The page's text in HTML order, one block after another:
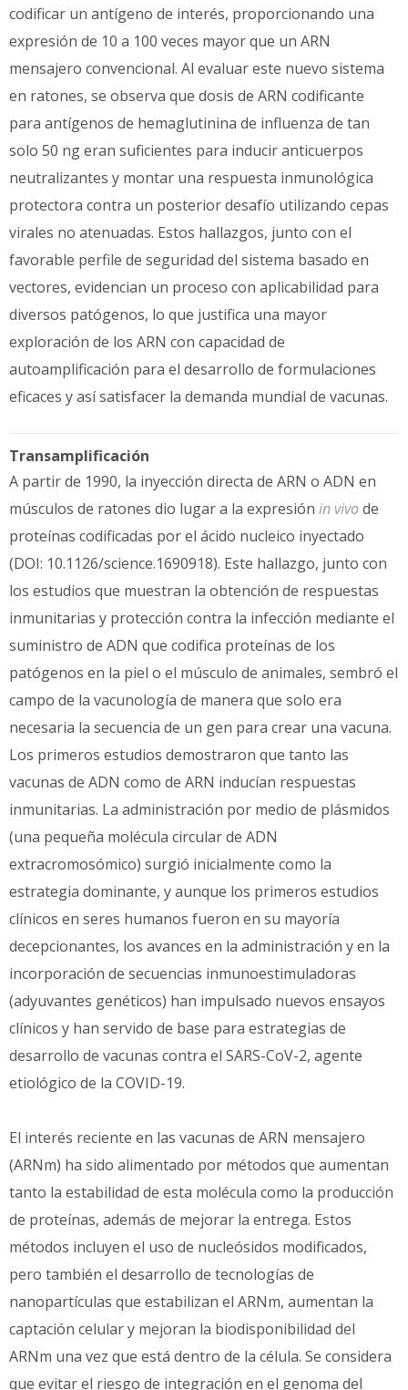
codificar un antígeno de interés, proporcionando una
expresión de 10 a 100 veces mayor que un ARN
mensajero convencional. Al evaluar este nuevo sistema
en ratones, se observa que dosis de ARN codificante
para antígenos de hemaglutinina de influenza de tan
solo 50 ng eran suficientes para inducir anticuerpos
neutralizantes y montar una respuesta inmunológica
protectora contra un posterior desafío utilizando cepas
virales no atenuadas. Estos hallazgos, junto con el
favorable perfile de seguridad del sistema basado en
vectores, evidencian un proceso con aplicabilidad para
diversos patógenos, lo que justifica una mayor
exploración de los ARN con capacidad de
autoamplificación para el desarrollo de formulaciones
eficaces y así satisfacer la demanda mundial de vacunas.
Transamplificación
A partir de 1990, la inyección directa de ARN o ADN en
músculos de ratones dio lugar a la expresión in vivo de
proteínas codificadas por el ácido nucleico inyectado
(DOI: 10.1126/science.1690918). Este hallazgo, junto con
los estudios que muestran la obtención de respuestas
inmunitarias y protección contra la infección mediante el
suministro de ADN que codifica proteínas de los
patógenos en la piel o el músculo de animales, sembró el
campo de la vacunología de manera que solo era
necesaria la secuencia de un gen para crear una vacuna.
Los primeros estudios demostraron que tanto las
vacunas de ADN como de ARN inducían respuestas
inmunitarias. La administración por medio de plásmidos
(una pequeña molécula circular de ADN
extracromosómico) surgió inicialmente como la
estrategia dominante, y aunque los primeros estudios
clínicos en seres humanos fueron en su mayoría
decepcionantes, los avances en la administración y en la
incorporación de secuencias inmunoestimuladoras
(adyuvantes genéticos) han impulsado nuevos ensayos
clínicos y han servido de base para estrategias de
desarrollo de vacunas contra el SARS-CoV-2, agente
etiológico de la COVID-19.
El interés reciente en las vacunas de ARN mensajero
(ARNm) ha sido alimentado por métodos que aumentan
tanto la estabilidad de esta molécula como la producción
de proteínas, además de mejorar la entrega. Estos
métodos incluyen el uso de nucleósidos modificados,
pero también el desarrollo de tecnologías de
nanopartículas que estabilizan el ARNm, aumentan la
captación celular y mejoran la biodisponibilidad del
ARNm una vez que está dentro de la célula. Se considera
que evitar el riesgo de integración en el genoma del